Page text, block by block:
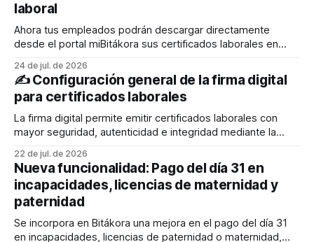
laboral
Ahora tus empleados podrán descargar directamente
desde el portal miBitákora sus certificados laborales en
persona pueda verificar fácilmente su autenticidad y
validez. El liquidador también podrá generarlos desde el
Administrador de empleados y enviarlos al correo
electrónico de los empleados. En este
24 de jul. de 2026
✍️ Configuración general de la firma digital
para certificados laborales
La firma digital permite emitir certificados laborales con
mayor seguridad, autenticidad e integridad mediante la
través de esta configuración podrás definir quién firma los
documentos, cómo se mostrará la firma y qué elementos
adicionales, como la estampa cronológica y el código QR,
22 de jul. de 2026
Nueva funcionalidad: Pago del día 31 en
incapacidades, licencias de maternidad y
paternidad
Se incorpora en Bitákora una mejora en el pago del día 31
en incapacidades, licencias de paternidad o maternidad,